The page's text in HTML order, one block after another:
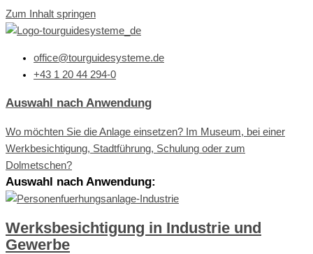
Zum Inhalt springen
office@tourguidesysteme.de
+43 1 20 44 294-0
Auswahl nach Anwendung
Wo möchten Sie die Anlage einsetzen? Im Museum, bei einer
Werkbesichtigung, Stadtführung, Schulung oder zum
Dolmetschen?
Auswahl nach Anwendung:
Werksbesichtigung in Industrie und
Gewerbe